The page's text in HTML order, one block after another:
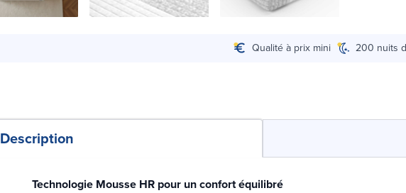
Qualité à prix mini 200 nuits
Description
Technologie Mousse HR pour un confort équilibré